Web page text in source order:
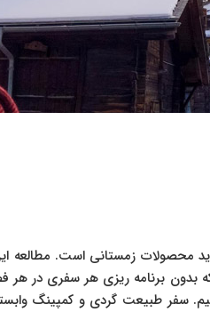
محصولات زمستانی است. مطالعه
که بدون برنامه ریزی هر سفری
سفر طبیعت گردی و کمپینگ